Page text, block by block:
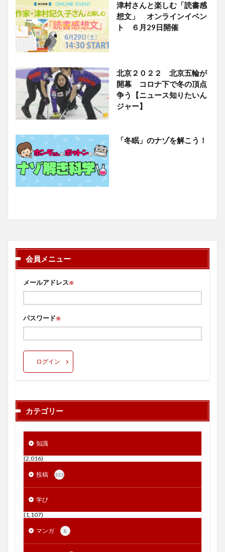
津村さんと楽しむ「読書感
想文」 オンラインイベン
ト ６月29日開催
北京２０２２ 北京五輪が
開幕 コロナ下で冬の頂点
争う【ニュース知りたいん
ジャー】
「冬眠」のナゾを解こう！
会員メニュー
メールアドレス※
パスワード※
ログイン
カテゴリー
知識
(2,016)
投稿 333
学び
(1,107)
マンガ 8